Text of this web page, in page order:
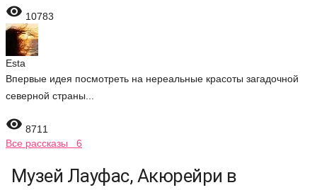
 10783
Esta
Впервые идея посмотреть на нереальные красоты загадочной
северной страны...
 8711
Все рассказы 6
Музей Лауфас, Акюрейри в